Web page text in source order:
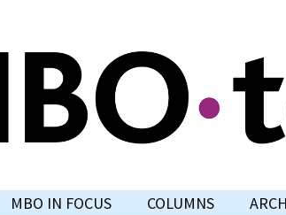
MBO IN FOCUS COLUMNS